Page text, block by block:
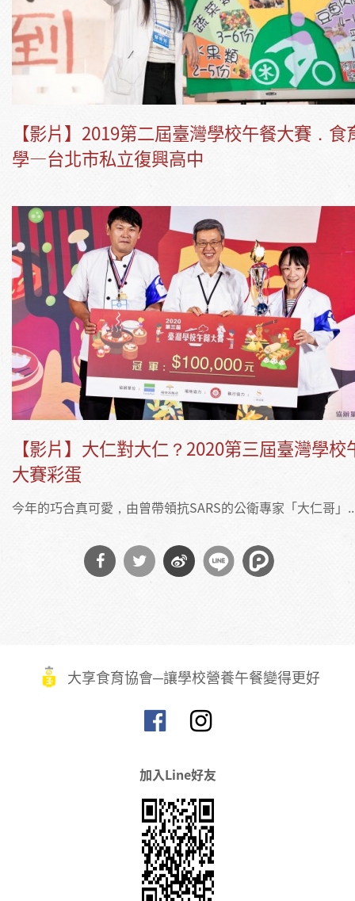
【影片】2019第二屆臺灣學校午餐大賽．食
學—台北市私立復興高中
【影片】大仁對大仁？2020第三屆臺灣學校
大賽彩蛋
今年的巧合真可愛，由曾帶領抗SARS的公衛專家「大仁哥」
大享食育協會─讓學校營養午餐變得更好
加入Line好友